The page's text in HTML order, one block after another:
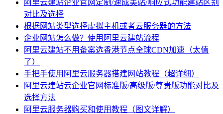
阿里云建站企业官网定制/速成美站/响应式功能建站区别
对比及选择
根据网站类型选择虚拟主机或者云服务器的方法
企业网站怎么做？使用阿里云建站流程
阿里云建站不用备案选香港节点全球CDN加速（太值
了）
手把手使用阿里云服务器搭建网站教程（超详细）
阿里云建站云企业官网标准版/高级版/尊贵版功能对比及
选择方法
阿里云服务器购买和使用教程（图文详解）